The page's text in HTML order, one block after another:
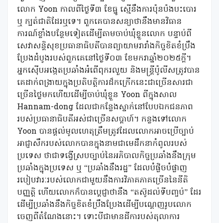
លោក Yoon កាលពីថ្ងៃទី៣ ខែធ្នូ ស្មើនឹងការប៉ុនប៉ងបះបោរ
ឬ ក្បត់ជាតិដែរឬទេ។ ពួកគេបានសន្យាថានឹងមានវិធាន
ការណ៍ខ្លាំងបន្ថែមទៀតដើម្បីតាមចាប់ឃុំខ្លួនលោក បន្ទាប់ពី
សេវាសន្តិសុខប្រធានាធិបតីបានព្យាយាមរារាំងកិច្ចខិតខំប្រឹង
ប្រែងដំបូងរបស់ពួកគេនៅថ្ងៃទី០៣ ខែមករាឆ្នាំ២០២៥ក្តី។
អ្នកស៊ើបអង្កេតប្រឆាំងអំពើពុករលួយ និងមន្រ្តីប៉ូលីសត្រូវបាន
គេដាក់ពង្រាយក្នុងប្រតិបត្តិការដ៏កក្រើកនេះជាច្រើនសារជា
ច្រើនថ្ងៃមកហើយដើម្បីចាប់ឃុំខ្លួន Yoon ពីក្នុងសាល
Hannam-dong ដែលជាកន្លែងស្នាក់នៅបែបឯកជនភាព
របស់ប្រធានាធិបតីអស់ជាច្រើនសប្តាហ៍។ កន្លងទៅលោក
Yoon បានផ្តល់មូលហេតុត្រឹមត្រូវដែលលោកអាចប្រើច្បាប់
អាជ្ញាសឹករបស់លោកបានក្នុងនាមជាមេដឹកនាកំពូលរបស់
ប្រទេស ថាជាទង្វើស្របច្បាប់នៃអភិបាលកិច្ចប្រឆាំងនឹងក្រុម
ប្រឆាំងក្នុងប្រទេស ឬ “ប្រឆាំងនឹងរដ្ឋ” ដែលបំផ្លិចបំផ្លាញ
របៀបវារៈរបស់លោកជាមួយនឹងការវិភាគភាគច្រើននៃនីតិ
បញ្ញត្តិ ហើយលោកក៏បានប្តេជ្ញាថានឹង “តស៊ូដល់ទីបញ្ចប់” ដែរ
ដើម្បីប្រឆាំងនឹងកិច្ចខិតខំប្រឹងប្រែងដើម្បីបណ្តេញរូបលោក
ចេញពីតំណែងនោះ។ ទោះបីជាមានដីការបស់តុលាការ